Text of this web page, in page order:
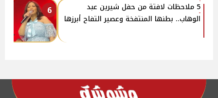
6
5 ملاحظات لافتة من حفل شيرين عبد
الوهاب.. بطنها المنتفخة وعصير التفاح أبرزها